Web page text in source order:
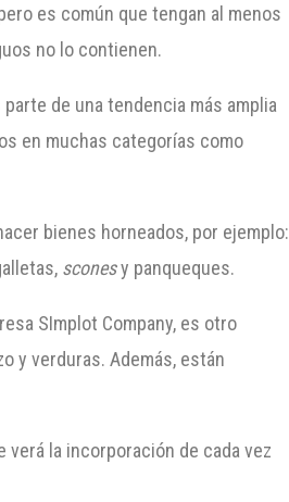
es común que tengan al menos
no lo contienen.
de una tendencia más amplia
en muchas categorías como
bienes horneados, por ejemplo:
sconesy panqueques.
SImplot Company, es otro
y verduras. Además, están
la incorporación de cada vez